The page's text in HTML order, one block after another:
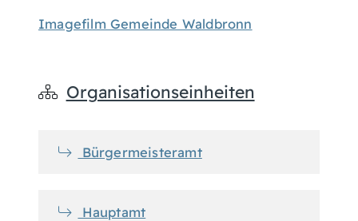
Imagefilm Gemeinde Waldbronn
Organisationseinheiten
Bürgermeisteramt
Hauptamt